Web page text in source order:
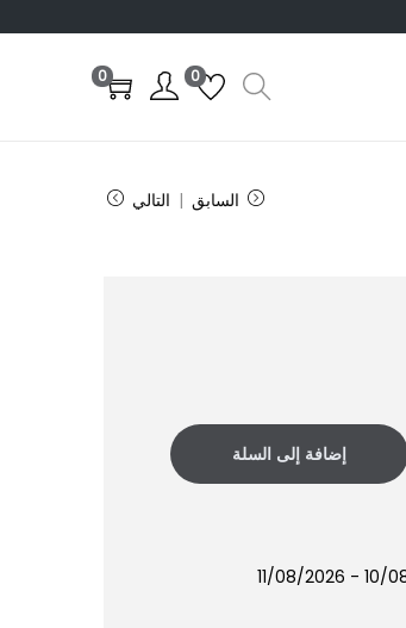
0
0
السابق التالي
إضافة إلى السلة